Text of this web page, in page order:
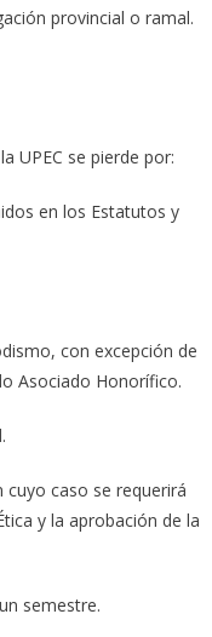
provincial o ramal.
UPEC se pierde por:
en los Estatutos y
con excepción de
Asociado Honorífico.
cuyo caso se requerirá
y la aprobación de la
semestre.